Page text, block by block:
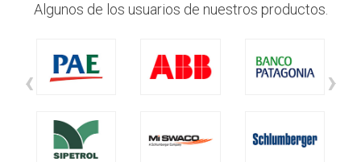
Algunos de los usuarios de nuestros productos.
‹ ›